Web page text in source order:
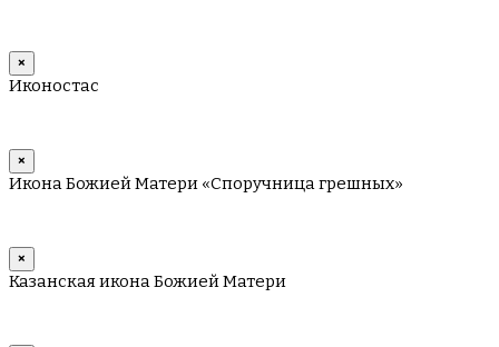
×
Иконостас
×
Икона Божией Матери «Споручница грешных»
×
Казанская икона Божией Матери